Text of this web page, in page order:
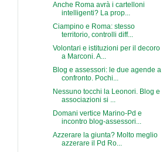
Anche Roma avrà i cartelloni
intelligenti? La prop...
Ciampino e Roma: stesso
territorio, controlli diff...
Volontari e istituzioni per il decoro
a Marconi. A...
Blog e assessori: le due agende a
confronto. Pochi...
Nessuno tocchi la Leonori. Blog e
associazioni si ...
Domani vertice Marino-Pd e
incontro blog-assessori...
Azzerare la giunta? Molto meglio
azzerare il Pd Ro...